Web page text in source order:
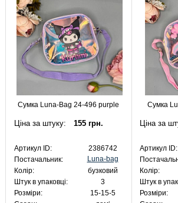
Сумка Luna-Bag 24-496 purple
Ціна за штуку: 155 грн.
Артикул ID:
2386742
Постачальник:
Luna-bag
Колір:
бузковий
Штук в упаковці:
3
Розміри:
15-15-5
Сумка
Ціна за
Артикул ID:
Колір:
Штук в
Розміри: